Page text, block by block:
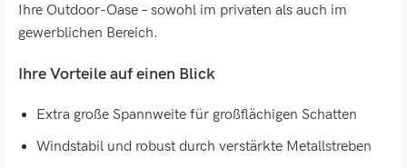
Ihre Outdoor-Oase – sowohl im privaten als auch im
gewerblichen Bereich.
Ihre Vorteile auf einen Blick
Extra große Spannweite für großflächigen Schatten
Windstabil und robust durch verstärkte Metallstreben